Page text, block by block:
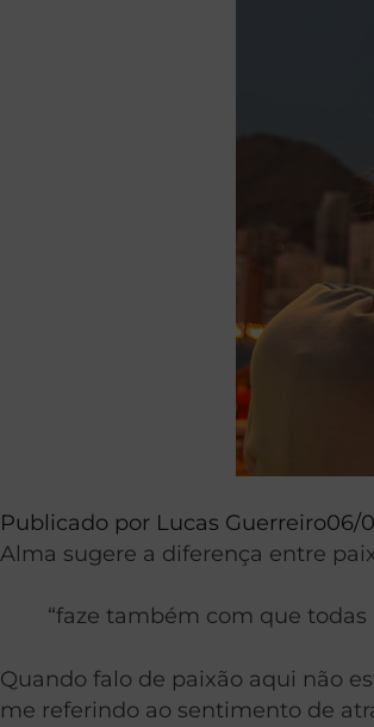
Publicado por Lucas Guerreiro06/
Alma sugere a diferença entre
“faze também com que
Quando falo de paixão aqui não
me referindo ao sentimento de